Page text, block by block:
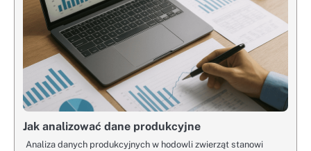
Jak analizować dane produkcyjne
Analiza danych produkcyjnych w hodowli zwierząt stanowi